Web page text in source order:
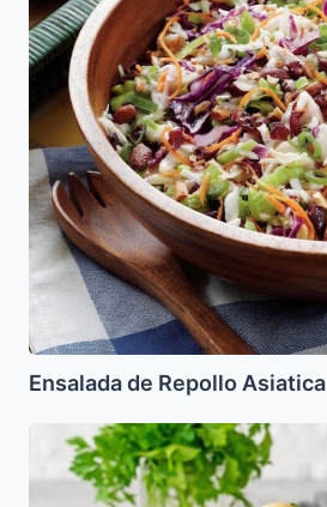
Ensalada de Repollo Asiatica
Blintzes
Hongos